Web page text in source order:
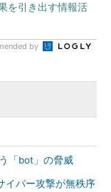
を引き出す情報活
by
「bot」の脅威
イバー攻撃が無秩序